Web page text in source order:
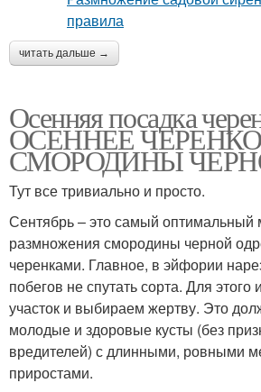
читать дальше →
Осенняя посадка
ОСЕННЕЕ
СМОРОДИНЫ
Тут все тривиально и просто.
Сентябрь – это самый оптимальный
размножения смородины черной
черенками. Главное, в эйфории
побегов не спутать сорта. Для этого
участок и выбираем жертву. Это
молодые и здоровые кусты (без
вредителей) с длинными, ровными
приростами.